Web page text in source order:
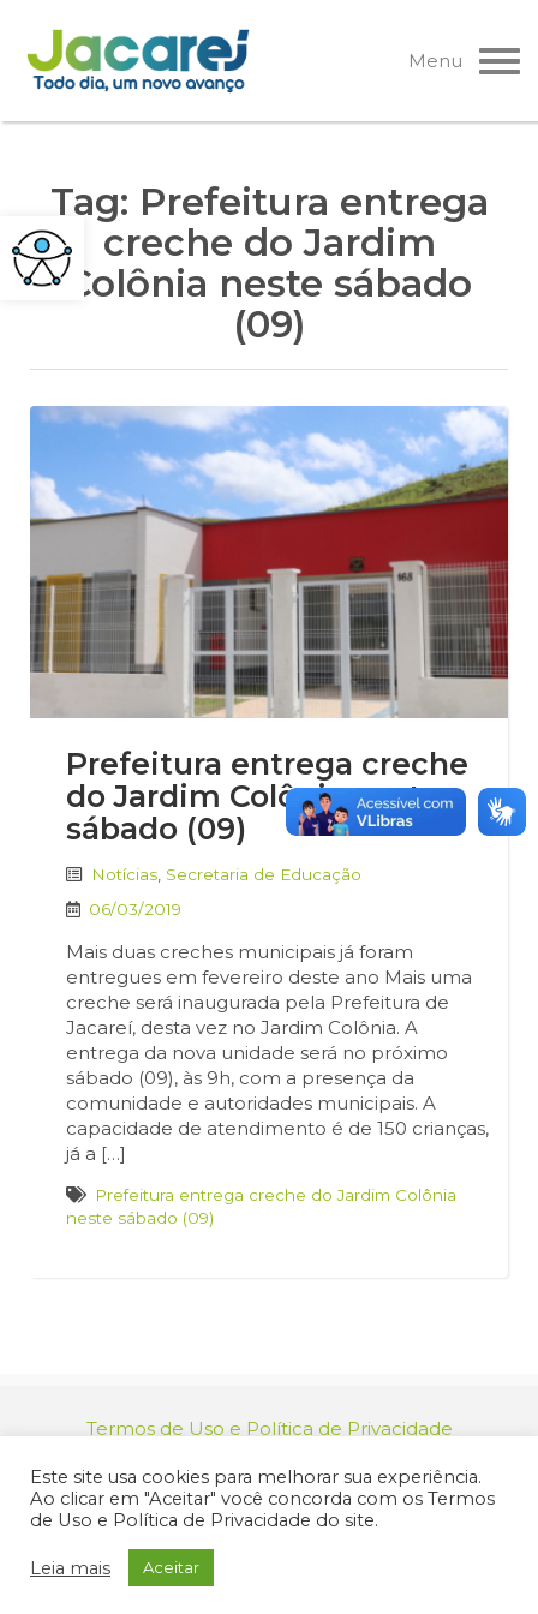
Pular
para
o
Menu
Tag: Prefeitura entrega
creche do Jardim
Colônia neste sábado
(09)
Prefeitura entrega creche
do Jardim Colônia neste
sábado (09)
Notícias Secretaria de Educação
06/03/2019
Mais duas creches municipais já foram
entregues em fevereiro deste ano Mais uma
creche será inaugurada pela Prefeitura de
Jacareí, desta vez no Jardim Colônia. A
entrega da nova unidade será no próximo
sábado (09), às 9h, com a presença da
comunidade e autoridades municipais. A
capacidade de atendimento é de 150 crianças,
já a […]
Prefeitura entrega creche do Jardim Colônia
neste sábado (09)
Termos de Uso e Política de Privacidade
46.694.139/0001-83 | (12) 3955-9000
Endereço: Praça dos Três Poderes, 73 - Centro -
Jacareí/SP - CEP 12327-170
Este site usa cookies para melhorar sua experiência.
Ao clicar em "Aceitar" você concorda com os Termos
de Uso e Política de Privacidade do site.
Leia mais Aceitar